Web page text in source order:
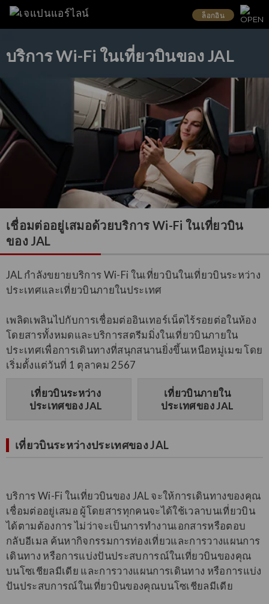
ล็อกอิน
บริการ Wi-Fi ในเที่ยวบินของ JAL
เชื่อมต่ออยู่เสมอด้วยบริการ Wi-Fi ในเที่ยวบิน
ของ JAL
JAL กำลังขยายบริการ Wi-Fi ในเที่ยวบินในเที่ยวบินระหว่าง
ประเทศและเที่ยวบินภายในประเทศ
เพลิดเพลินไปกับการเชื่อมต่ออินเทอร์เน็ตไร้รอยต่อในห้อง
โดยสารทั้งหมดและบริการสตรีมมิ่งในเที่ยวบินภายใน
ประเทศเพื่อการเดินทางที่สนุกสนานยิ่งขึ้นเหนือหมู่เมฆ โดย
เริ่มตั้งแต่วันที่ 1 ตุลาคม 2567
เที่ยวบินระหว่าง
ประเทศของ JAL
เที่ยวบินภายใน
ประเทศของ JAL
เที่ยวบินระหว่างประเทศของ JAL
บริการ Wi-Fi ในเที่ยวบินของ JAL จะให้การเดินทางของคุณ
เชื่อมต่ออยู่เสมอ ผู้โดยสารทุกคนจะได้ใช้เวลาบนเที่ยวบิน
ได้ตามต้องการ ไม่ว่าจะเป็นการทำงานเอกสารหรือตอบ
กลับอีเมล ค้นหากิจกรรมการท่องเที่ยวและการวางแผนการ
เดินทาง หรือการแบ่งปันประสบการณ์ในเที่ยวบินของคุณ
บนโซเชียลมีเดีย และการวางแผนการเดินทาง หรือการแบ่ง
ปันประสบการณ์ในเที่ยวบินของคุณบนโซเชียลมีเดีย